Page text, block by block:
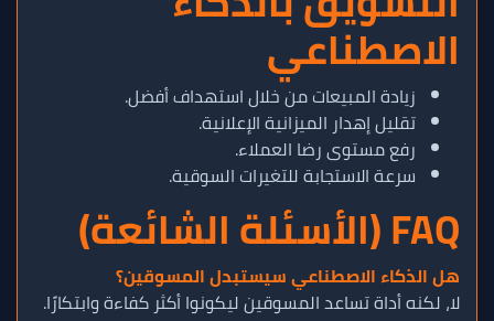
الاصطناعي
زيادة المبيعات من خلال استهداف أفضل.
تقليل إهدار الميزانية الإعلانية.
رفع مستوى رضا العملاء.
سرعة الاستجابة للتغيرات السوقية.
FAQ (الأسئلة الشائعة)
هل الذكاء الاصطناعي سيستبدل المسوقين؟
لا، لكنه أداة تساعد المسوقين ليكونوا أكثر كفاءة وابتكارًا.